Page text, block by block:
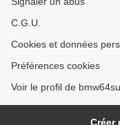
C.G.U.
Cookies et données
Préférences cookies
Voir le profil de
Créer